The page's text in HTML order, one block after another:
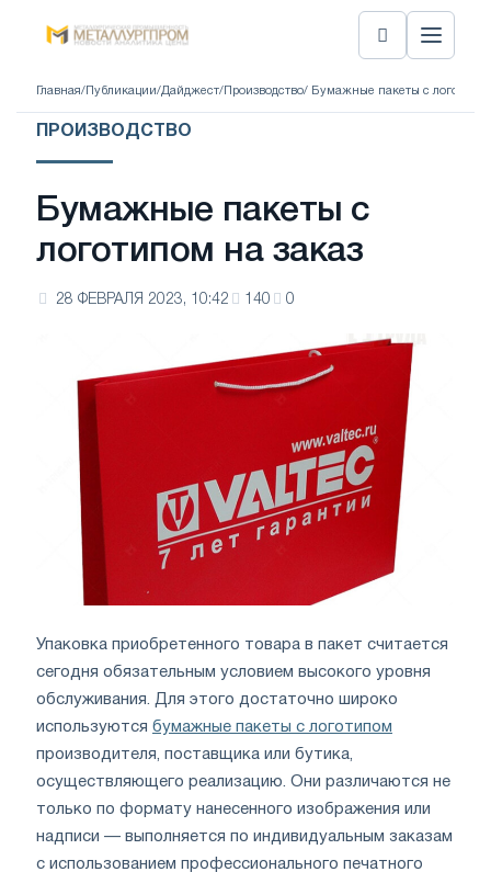
Главная/ Публикации/Дайджест/ Производство/ Бумажные пакеты с
ПРОИЗВОДСТВО
Бумажные пакеты с
логотипом на заказ
28 ФЕВРАЛЯ 2023, 10:42 140 0
Упаковка приобретенного товара в пакет считается
сегодня обязательным условием высокого уровня
обслуживания. Для этого достаточно широко
используются бумажные пакеты с логотипом
производителя, поставщика или бутика,
осуществляющего реализацию. Они различаются не
только по формату нанесенного изображения или
надписи — выполняется по индивидуальным заказам
с использованием профессионального печатного